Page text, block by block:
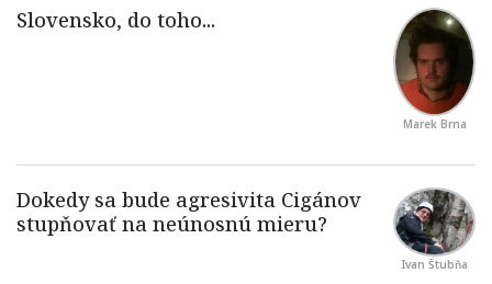
Marek Brna
Ivan Štubňa